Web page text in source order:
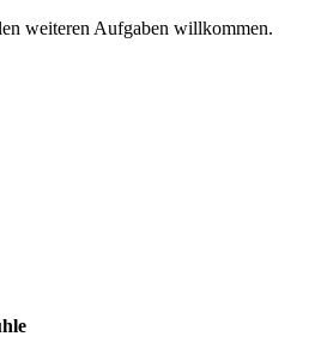
weiteren Aufgaben willkommen.